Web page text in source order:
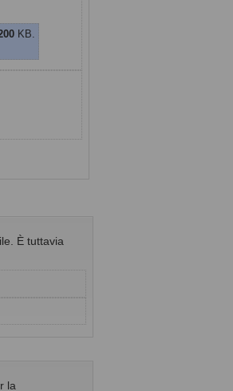
KB.
È tuttavia
la